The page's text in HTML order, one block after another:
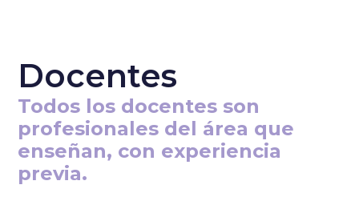
Docentes
Todos los docentes son
profesionales del área que
enseñan, con experiencia
previa.